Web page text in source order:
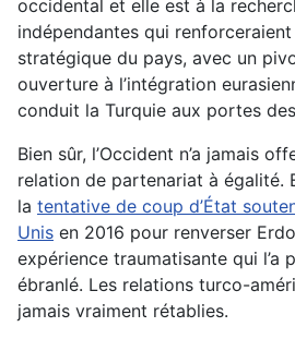
occidental et elle est à la
indépendantes qui renforceraient
stratégique du pays, avec un
ouverture à l’intégration
conduit la Turquie aux portes des
Bien sûr, l’Occident n’a jamais
relation de partenariat à égalité.
la tentative de coup d’État
Unis en 2016 pour renverser
expérience traumatisante qui l’a
ébranlé. Les relations turco-
jamais vraiment rétablies.